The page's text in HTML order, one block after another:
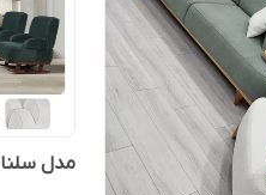
مدل سلنا